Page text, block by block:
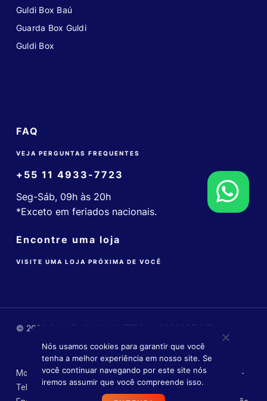
Guldi Box Baú
Guarda Box Guldi
Guldi Box
FAQ
VEJA PERGUNTAS FREQUENTES
+55 11 4933-7723
Seg-Sáb, 09h às 20h
*Exceto em feriados nacionais.
Encontre uma loja
VISITE UMA LOJA PRÓXIMA DE VOCÊ
© 2026 Colchão Guldi. INMETRO nº 006608/2017
Mobly Comércio Varejista Ltda. - CNPJ: 14.055.516/0004-90 -
Tel.: (11) 4933-0341
Nós usamos cookies para garantir que você
tenha a melhor experiência em nosso site. Se
você continuar navegando por este site nós
iremos assumir que você compreende isso.